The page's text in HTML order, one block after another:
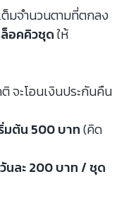
ต็มจำนวนตามที่ตกลง
ล็อคคิวชุดให้
จะโอนเงินประกันคืน
มต้น 500 บาท(คิด
วันละ 200 บาท / ชุด